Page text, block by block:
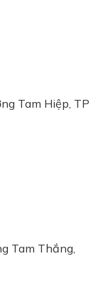
Tam Hiệp, TP
Tam Thắng,